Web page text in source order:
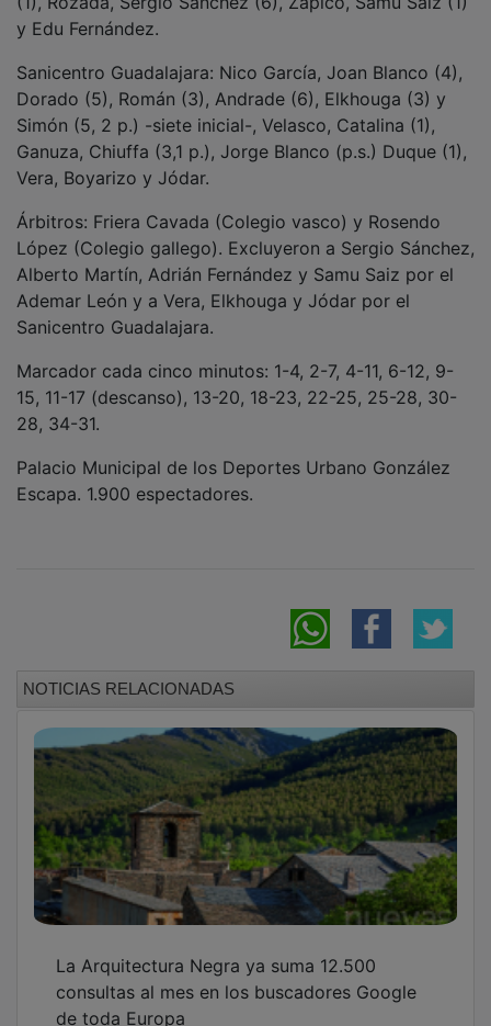
Escapa. 1.900 espectadores.
NOTICIAS RELACIONADAS
La Arquitectura Negra ya suma 12.500
El rey del electrolatino transforma Fontanar.
Las mejores fotos